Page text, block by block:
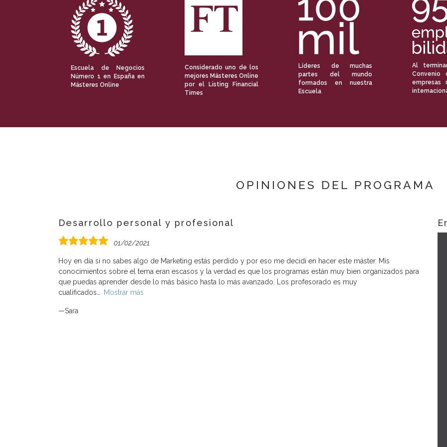
Escuela de Negocios
Número 1 en España en
Másteres Online
Considerado uno de los
mejores Másteres Online
por el Listing Financial
Times
Líderes de muchas
partes del mundo
formados en nuestra
Escuela
Al
Convenio
empresas
OPINIONES DEL PROGRAMA
Desarrollo personal y profesional
5,0
01/02/2021
Hoy en día si no sabes algo de Marketing estás perdido y por eso me decidí en hacer este máster. Mis
conocimientos sobre el tema eran escasos y la verdad es que los programas están muy bien organizados para
que puedas aprender desde lo más básico hasta lo más avanzado. Los profesorado es muy
cualificados
Mostrar más
Sara